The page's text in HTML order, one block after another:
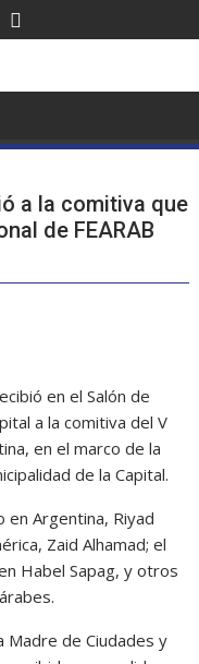
a la comitiva que
de FEARAB
en el Salón de
a la comitiva del V
en el marco de la
de la Capital.
Argentina, Riyad
Zaid Alhamad; el
Habel Sapag, y otros
Madre de Ciudades y